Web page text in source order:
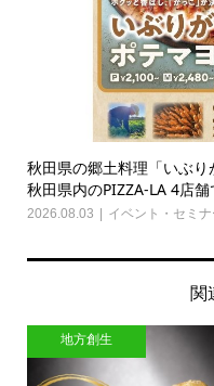
秋田県の郷土料理「いぶり
秋田県内のPIZZA-LA 4店舗
2026.08.03 イベント・セミナ
関
地方創生